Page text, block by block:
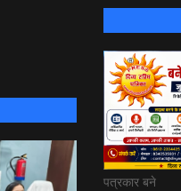
पत्रकार बने